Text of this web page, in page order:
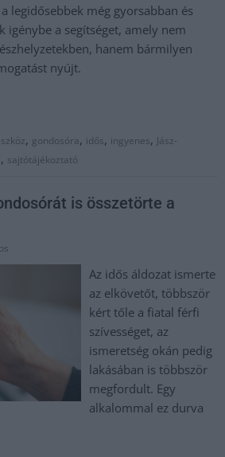
legidősebbek még gyorsabban és
igénybe a segítséget, amely nem
hanem bármilyen
nyújt.
, gondosóra, idős, ingyenes, Jász-
, sajtótájékoztató
is összetörte a
Az idős áldozat ismerte
az elkövetőt, többször
kért tőle a fiatal férfi
szívességet, az
ismeretség okán pedig
lakásában is többször
megfordult. Egy
alkalommal ez durva